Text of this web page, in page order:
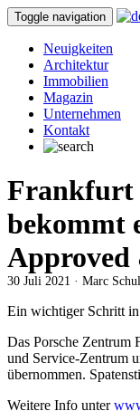
Toggle navigation
Neuigkeiten
Architektur
Immobilien
Magazin
Unternehmen
Kontakt
Frankfurt
bekommt
Approved
30 Juli 2021 · Marc
Ein wichtiger Schritt
Das Porsche Zentrum
und Service-Zentrum
übernommen.
Weitere Info unter